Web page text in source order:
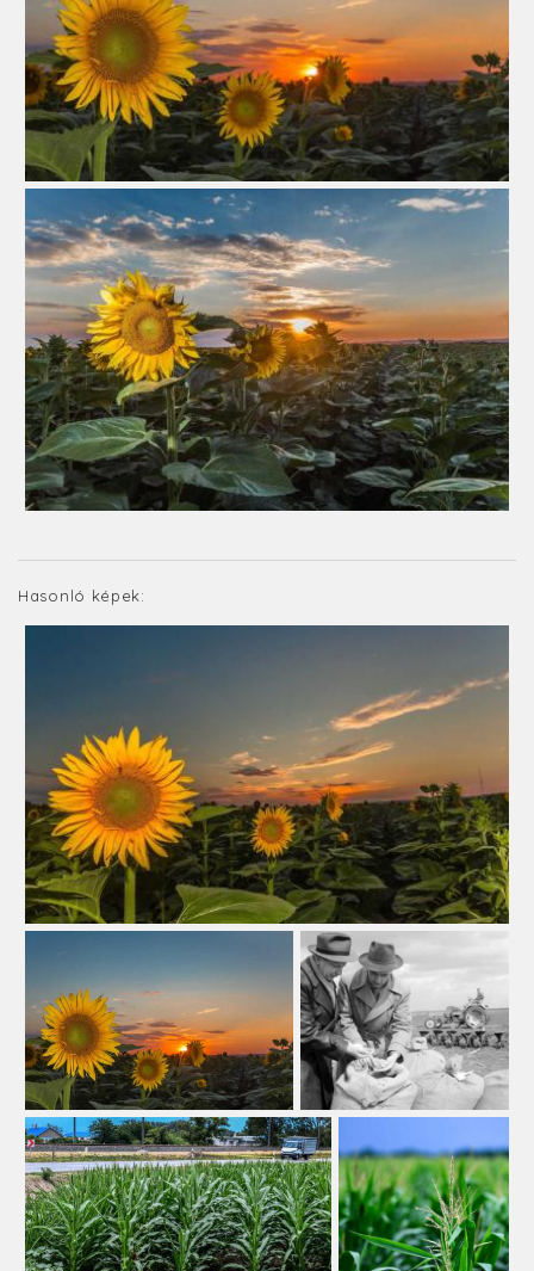
Hasonló képek: